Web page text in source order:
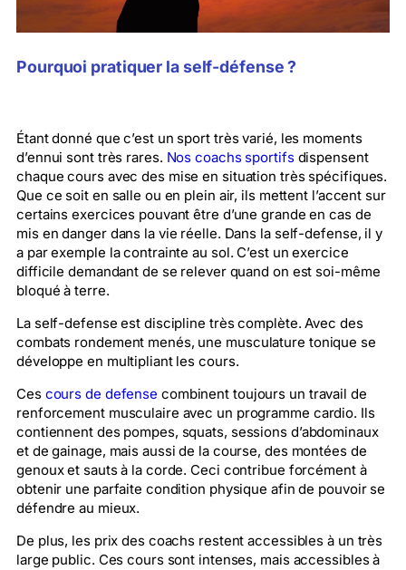
Pourquoi pratiquer la self-défense ?
Étant donné que c’est un sport très varié, les moments
d’ennui sont très rares. Nos coachs sportifsdispensent
chaque cours avec des mise en situation très spécifiques.
Que ce soit en salle ou en plein air, ils mettent l’accent sur
certains exercices pouvant être d’une grande en cas de
mis en danger dans la vie réelle. Dans la self-defense, il y
a par exemple la contrainte au sol. C’est un exercice
difficile demandant de se relever quand on est soi-même
bloqué à terre.
La self-defense est discipline très complète. Avec des
combats rondement menés, une musculature tonique se
développe en multipliant les cours.
Ces cours de defense combinent toujours un travail de
renforcement musculaire avec un programme cardio. Ils
contiennent des pompes, squats, sessions d’abdominaux
et de gainage, mais aussi de la course, des montées de
genoux et sauts à la corde. Ceci contribue forcément à
obtenir une parfaite condition physique afin de pouvoir se
défendre au mieux.
De plus, les prix des coachs restent accessibles à un très
large public. Ces cours sont intenses, mais accessibles à